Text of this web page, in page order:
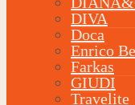
DIVA
Doca
Enrico
Farkas
GIUDI
Travelite